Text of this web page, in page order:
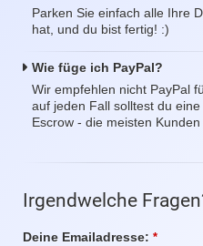
Parken Sie einfach alle Ihre
hat, und du bist fertig! :)
Wie füge ich PayPal?
Wir empfehlen nicht PayPal
auf jeden Fall solltest du
Escrow - die meisten
Irgendwelche
Deine Emailadresse: